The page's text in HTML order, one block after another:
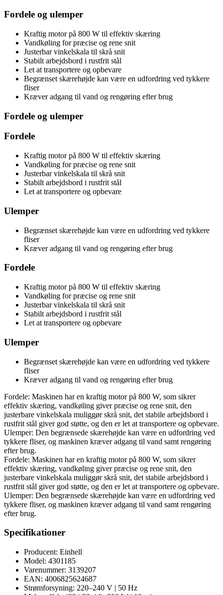
Fordele og ulemper
Kraftig motor på 800 W til effektiv skæring
Vandkøling for præcise og rene snit
Justerbar vinkelskala til skrå snit
Stabilt arbejdsbord i rustfrit stål
Let at transportere og opbevare
Begrænset skærehøjde kan være en udfordring ved tykkere
fliser
Kræver adgang til vand og rengøring efter brug
Fordele og ulemper
Fordele
Kraftig motor på 800 W til effektiv skæring
Vandkøling for præcise og rene snit
Justerbar vinkelskala til skrå snit
Stabilt arbejdsbord i rustfrit stål
Let at transportere og opbevare
Ulemper
Begrænset skærehøjde kan være en udfordring ved tykkere
fliser
Kræver adgang til vand og rengøring efter brug
Fordele
Kraftig motor på 800 W til effektiv skæring
Vandkøling for præcise og rene snit
Justerbar vinkelskala til skrå snit
Stabilt arbejdsbord i rustfrit stål
Let at transportere og opbevare
Ulemper
Begrænset skærehøjde kan være en udfordring ved tykkere
fliser
Kræver adgang til vand og rengøring efter brug
Fordele: Maskinen har en kraftig motor på 800 W, som sikrer
effektiv skæring, vandkøling giver præcise og rene snit, den
justerbare vinkelskala muliggør skrå snit, det stabile arbejdsbord i
rustfrit stål giver god støtte, og den er let at transportere og opbevare.
Ulemper: Den begrænsede skærehøjde kan være en udfordring ved
tykkere fliser, og maskinen kræver adgang til vand samt rengøring
efter brug.
Fordele: Maskinen har en kraftig motor på 800 W, som sikrer
effektiv skæring, vandkøling giver præcise og rene snit, den
justerbare vinkelskala muliggør skrå snit, det stabile arbejdsbord i
rustfrit stål giver god støtte, og den er let at transportere og opbevare.
Ulemper: Den begrænsede skærehøjde kan være en udfordring ved
tykkere fliser, og maskinen kræver adgang til vand samt rengøring
efter brug.
Specifikationer
Producent: Einhell
Model: 4301185
Varenummer: 3139207
EAN: 4006825624687
Strømforsyning: 220–240 V | 50 Hz